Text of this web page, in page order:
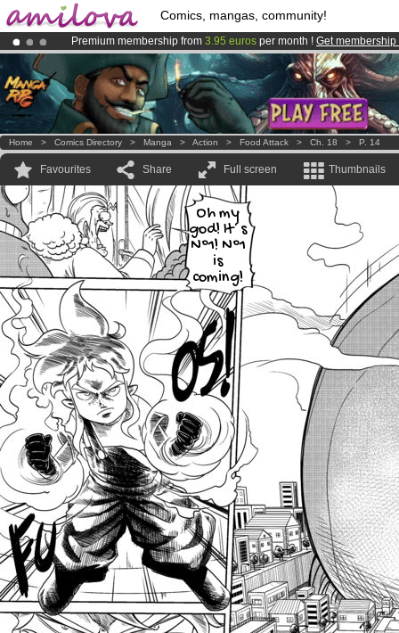
Comics, mangas, community!
Premium membership from 3.95 euros per month ! Get membership
AmilovaKickstarter is now LIVE!.
Already 134393membersand 1208 comics & mangas!.
Home > Comics Directory > Manga > Action > Food Attack > Ch. 18 > P. 14
Favourites Share Full screen Thumbnails
Oh my
god! It´s
Nº1! Nº1
is
coming!